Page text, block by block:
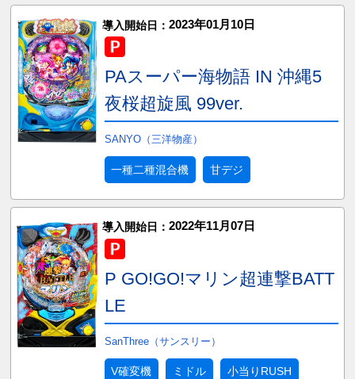
導入開始日： 2023年01月10日
PAスーパー海物語 IN 沖縄5
夜桜超旋風 99ver.
SANYO（三洋物産）
一種二種混合機 甘デジ
導入開始日： 2022年11月07日
P GO!GO!マリン超連撃BATT
LE
SanThree（サンスリー）
V確変機 ミドル 小当りRUSH